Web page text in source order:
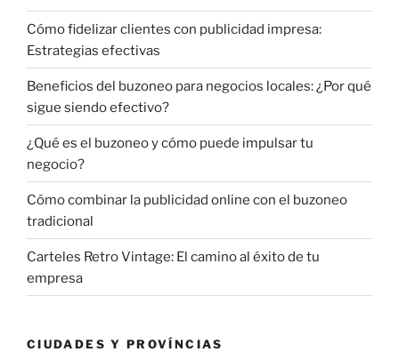
Cómo fidelizar clientes con publicidad impresa:
Estrategias efectivas
Beneficios del buzoneo para negocios locales: ¿Por qué
sigue siendo efectivo?
¿Qué es el buzoneo y cómo puede impulsar tu
negocio?
Cómo combinar la publicidad online con el buzoneo
tradicional
Carteles Retro Vintage: El camino al éxito de tu
empresa
CIUDADES Y PROVÍNCIAS